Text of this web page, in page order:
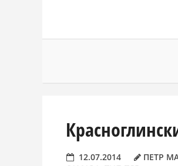
12.07.2014 ПЕТР